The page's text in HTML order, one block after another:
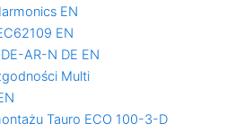
EN
EN
AR-N DE EN
Multi
Tauro ECO 100-3-D